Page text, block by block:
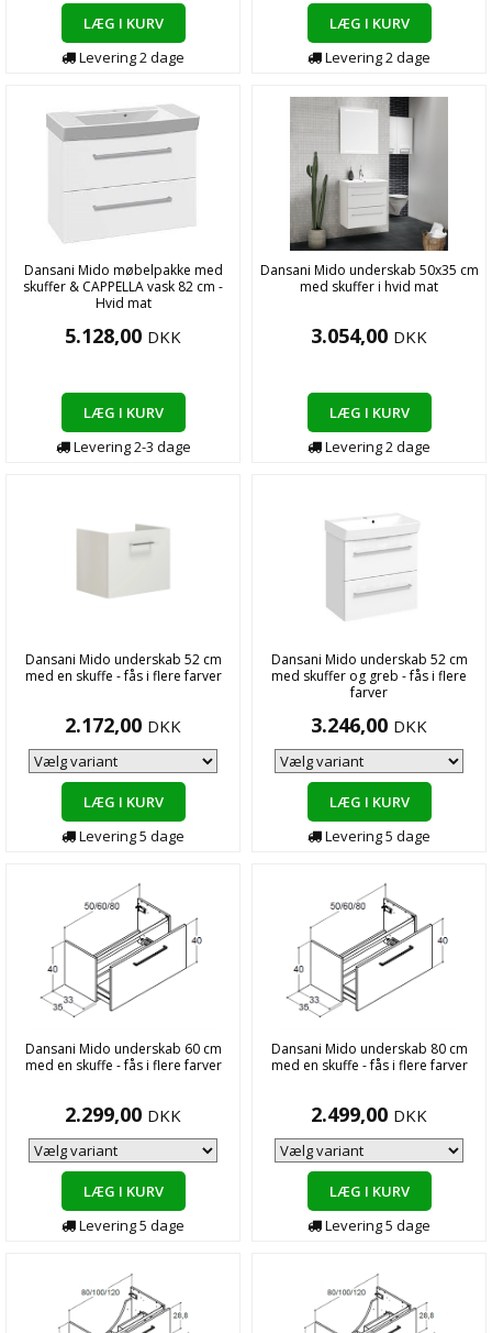
LÆG I KURV
Levering2dage
LÆG I KURV
Levering2dage
Dansani Mido møbelpakke med
skuffer & CAPPELLA vask 82 cm -
Hvid mat
5.128,00 DKK
LÆG I KURV
Levering2-3 dage
Dansani Mido underskab 50x35 cm
med skuffer i hvid mat
3.054,00 DKK
LÆG I KURV
Levering2dage
Dansani Mido underskab 52 cm
med en skuffe - fås i flere farver
2.172,00 DKK
LÆG I KURV
Levering5 dage
Dansani Mido underskab 52 cm
med skuffer og greb - fås i flere
farver
3.246,00 DKK
LÆG I KURV
Levering5 dage
Dansani Mido underskab 60 cm
med en skuffe - fås i flere farver
2.299,00 DKK
LÆG I KURV
Levering5 dage
Dansani Mido underskab 80 cm
med en skuffe - fås i flere farver
2.499,00 DKK
LÆG I KURV
Levering5 dage